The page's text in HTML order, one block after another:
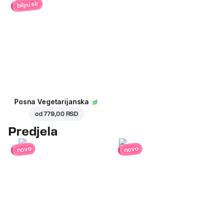
biljni sir
Posna Vegetarijanska
od779,00 RSD
Predjela
novo novo